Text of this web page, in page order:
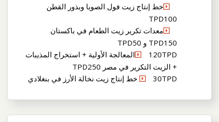
خط إنتاج زيت فول الصويا وبذور القطن
TPD100
معدات تكرير زيت الطعام في باكستان
TPD150 و TPD50
120TPDالمعالجة الأولية + استخراج المذيبات
+ الزيت التكرير في مصر TPD250
30TPD خط إنتاج زيت نخالة الأرز في بنغلادي